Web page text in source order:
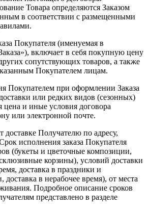
Товара определяются Заказом
в соответствии с размещенными
Покупателя (именуемая в
включает в себя покупную цену
сопутствующих товаров, а также
Покупателем лицам.
Покупателем при оформлении Заказа
или редких видов (сезонных)
цена и иные условия договора
или электронной почте.
доставке Получателю по адресу,
исполнения заказа Покупателя
(букеты и цветочные композиции,
корзины), условий доставки
доставка в праздники и
в нерабочее время), от места
Подробное описание сроков
представлено в разделе